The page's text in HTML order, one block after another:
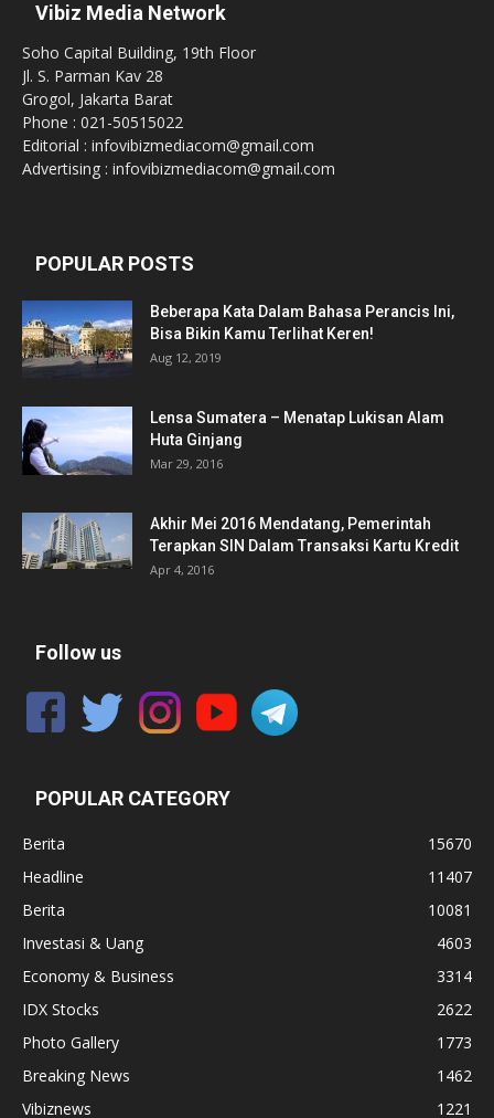
Vibiz Media Network
Soho Capital Building, 19th Floor
Jl. S. Parman Kav 28
Grogol, Jakarta Barat
Phone : 021-50515022
Editorial : infovibizmediacom@gmail.com
Advertising : infovibizmediacom@gmail.com
POPULAR POSTS
Beberapa Kata Dalam Bahasa Perancis Ini,
Bisa Bikin Kamu Terlihat Keren!
Aug 12, 2019
Lensa Sumatera – Menatap Lukisan Alam
Huta Ginjang
Mar 29, 2016
Akhir Mei 2016 Mendatang, Pemerintah
Terapkan SIN Dalam Transaksi Kartu Kredit
Apr 4, 2016
Follow us
POPULAR CATEGORY
Berita
15670
Headline
11407
Berita
10081
Investasi & Uang
4603
Economy & Business
3314
IDX Stocks
2622
Photo Gallery
1773
Breaking News
1462
Vibiznews
1221